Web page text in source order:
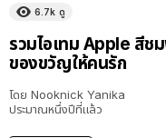
6.7k ดู
รวมไอเทม Apple สีช
ของขวัญให้คนรัก
โดย Nooknick Yanika
ประมาณหนึ่งปีที่แล้ว